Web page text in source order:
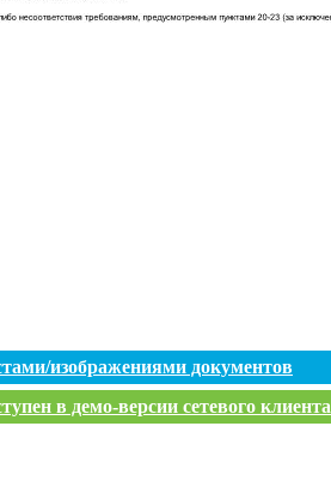
изображениями документов
в демо-версии сетевого клиента